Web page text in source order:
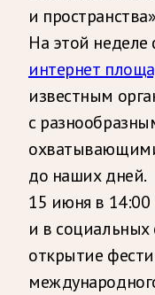
и
На этой
интернет
известным
с
до наших дней.
15 июня в
и в
открытие